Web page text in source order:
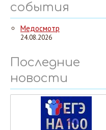
события
Медосмотр
24.08.2026
Последние
новости